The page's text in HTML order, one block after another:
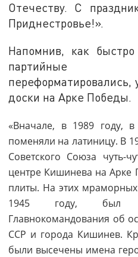
Отечеству. С
Приднестровье!».
Напомнив, как
партийные
переформатировались,
доски на Арке Победы.
«Вначале, в 1989 году,
поменяли на латиницу. В
Советского Союза чуть-
центре Кишинева на
плиты. На этих
1945 году, был
Главнокомандования об
ССР и города Кишинев.
были высечены имена